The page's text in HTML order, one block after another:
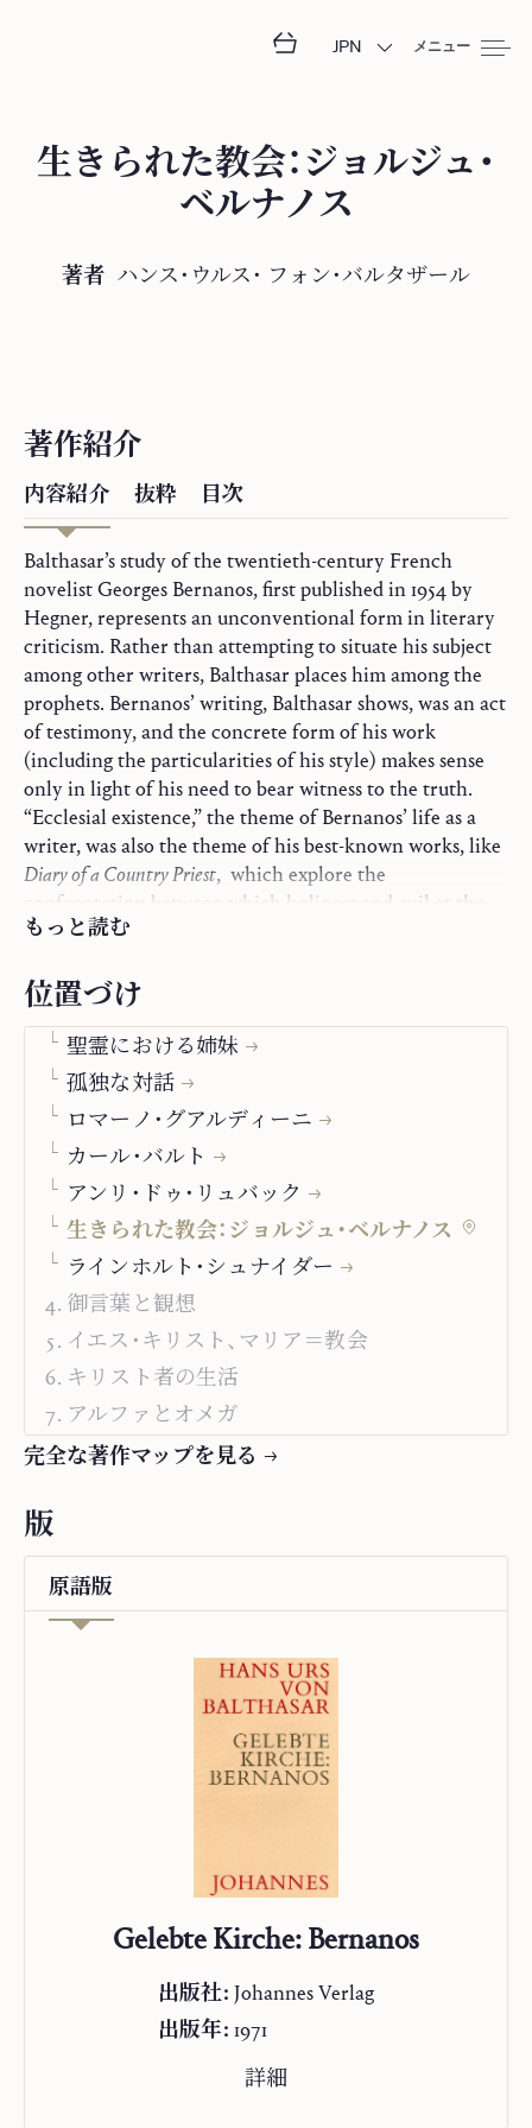
JPN メニュー
生きられた教会：ジョルジュ・
ベルナノス
著者 ハンス・ウルス・ フ⁠ォ⁠ン⁠・⁠バ⁠ル⁠タ⁠ザ⁠ー⁠ル
著作紹介
内容紹介 抜粋 目次
Balthasar’s study of the twentieth-century French
novelist Georges Bernanos, first published in 1954 by
Hegner, represents an unconventional form in literary
criticism. Rather than attempting to situate his subject
among other writers, Balthasar places him among the
prophets. Bernanos’ writing, Balthasar shows, was an act
of testimony, and the concrete form of his work
(including the particularities of his style) makes sense
only in light of his need to bear witness to the truth.
“Ecclesial existence,” the theme of Bernanos’ life as a
writer, was also the theme of his best-known works, like
Diary of a Country Priest, which explore the
confrontation between which holiness and evil at the
heart of the world.
もっと読む
位置づけ
三部作
神学エッセイ集
単行書
オリゲネスにおける御言葉と神秘
現在と思想
聖トマス・アクィナスのカリスマ論
聖霊における姉妹
孤独な対話
ロマーノ・グアルディーニ
カール・バルト
アンリ・ドゥ・リュバック
生きられた教会：ジョルジュ・ベルナノス
ラインホルト・シュナイダー
御言葉と観想
イエス・キリスト、マリア＝教会
キリスト者の生活
アルファとオメガ
ミッションについて
完全な著作マップを見る
版
原語版
Gelebte Kirche: Bernanos
出版社: Johannes Verlag
出版年: 1971
詳細